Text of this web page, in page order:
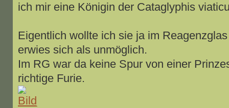
ich mir eine Königin der Cataglyphis
Eigentlich wollte ich sie ja im
erwies sich als unmöglich.
Im RG war da keine Spur von einer
richtige Furie.